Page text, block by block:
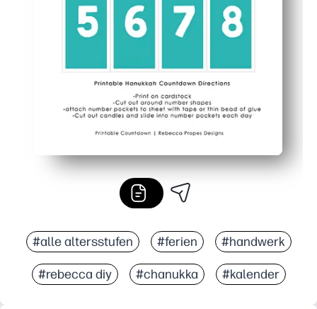
#alle altersstufen #ferien #handwerk
#rebecca diy #chanukka #kalender